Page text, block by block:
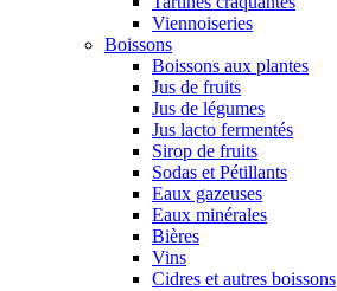
Viennoiseries
Boissons
Boissons aux plantes
Jus de fruits
Jus de légumes
Jus lacto fermentés
Sirop de fruits
Sodas et Pétillants
Eaux gazeuses
Eaux minérales
Bières
Vins
Cidres et autres boissons